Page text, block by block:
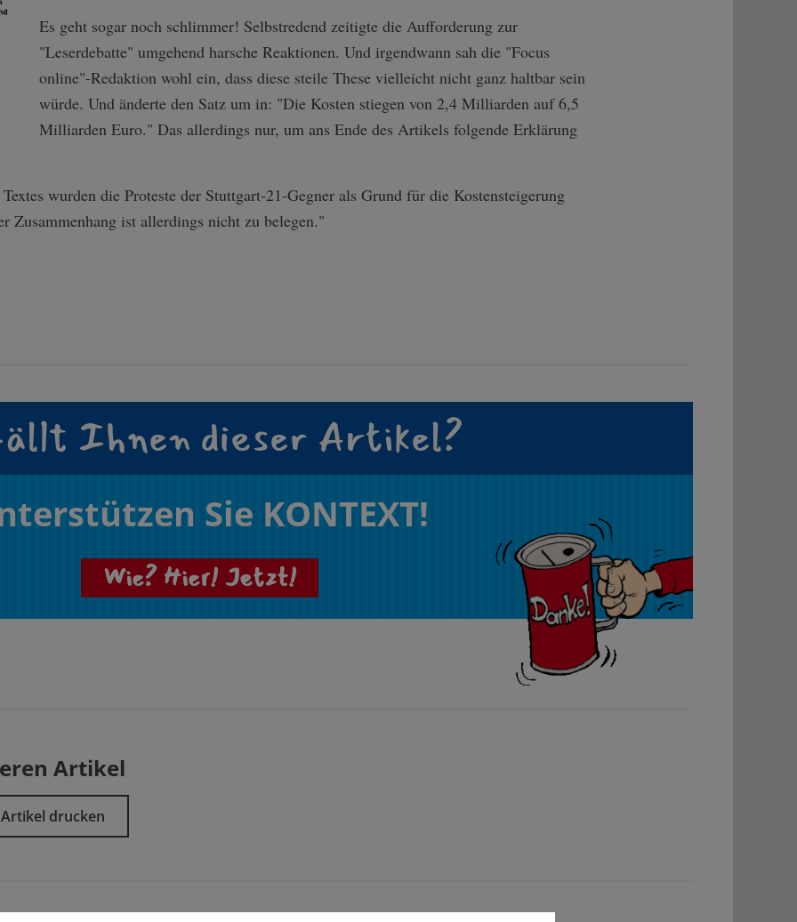
Es geht sogar noch schlimmer! Selbstredend zeitigte die Aufforderung zur
"Leserdebatte" umgehend harsche Reaktionen. Und irgendwann sah die "Focus
online"-Redaktion wohl ein, dass diese steile These vielleicht nicht ganz haltbar sein
würde. Und änderte den Satz um in: "Die Kosten stiegen von 2,4 Milliarden auf 6,5
Milliarden Euro." Das allerdings nur, um ans Ende des Artikels folgende Erklärung
wurden die Proteste der Stuttgart-21-Gegner als Grund für die Kostensteigerung
Zusammenhang ist allerdings nicht zu belegen."
Ihnen dieser Artikel?
Sie KONTEXT!
Wie? Hier! Jetzt!
Artikel
Artikel drucken